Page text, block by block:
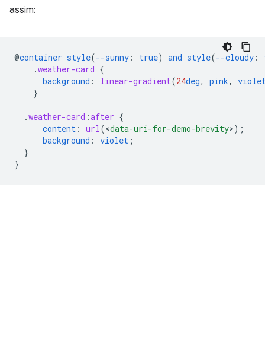
assim:
@container style(--sunny : true) and style(--cloudy :
.weather-card {
background : linear-gradient(24deg, pink,
}
.weather-card :after {
content : url (<data-uri-for-demo-brevity>);
background : violet ;
}
}